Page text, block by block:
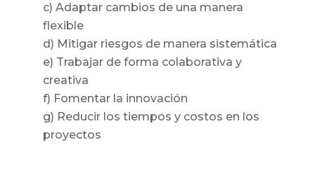
c) Adaptar cambios de una manera
flexible
d) Mitigar riesgos de manera sistemática
e) Trabajar de forma colaborativa y
creativa
f) Fomentar la innovación
g) Reducir los tiempos y costos en los
proyectos